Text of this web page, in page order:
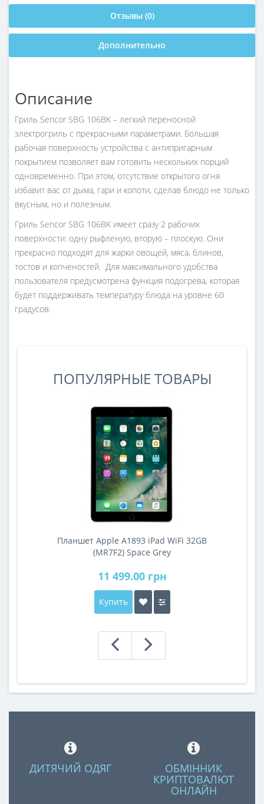
Отзывы (0)
Дополнительно
Описание
Гриль Sencor SBG 106BK – легкий переносной
электрогриль с прекрасными параметрами. Большая
рабочая поверхность устройства с антипригарным
покрытием позволяет вам готовить нескольких порций
одновременно. При этом, отсутствие открытого огня
избавит вас от дыма, гари и копоти, сделав блюдо не только
вкусным, но и полезным.
Гриль Sencor SBG 106BK имеет сразу 2 рабочих
поверхности: одну рыфленую, вторую – плоскую. Они
прекрасно подходят для жарки овощей, мяса, блинов,
тостов и копченостей. Для максимального удобства
пользователя предусмотрена функция подогрева, которая
будет поддерживать температуру блюда на уровне 60
градусов.
ПОПУЛЯРНЫЕ ТОВАРЫ
Планшет Apple A1893 iPad WiFi 32GB
(MR7F2) Space Grey
11 499.00 грн
Купить
ДИТЯЧИЙ ОДЯГ ОБМІННИК
КРИПТОВАЛЮТ
ОНЛАЙН